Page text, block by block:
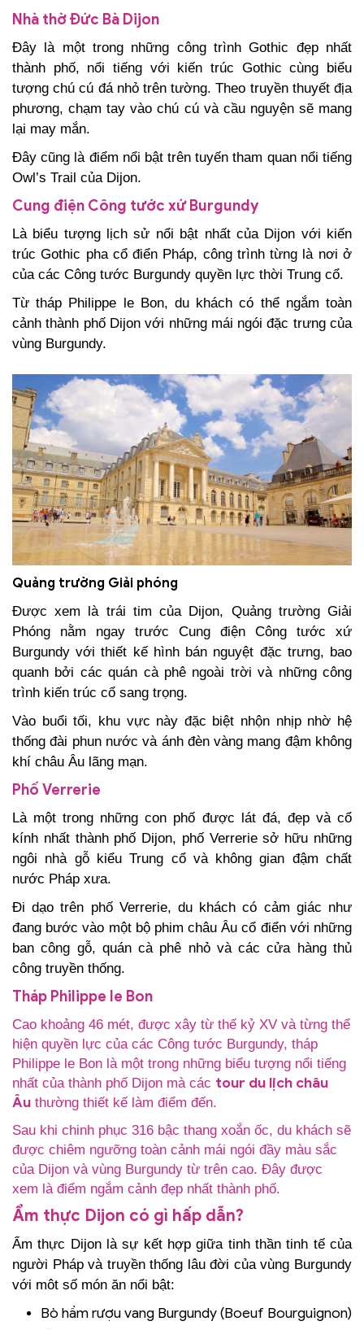
Nhà thờ Đức Bà Dijon
Đây là một trong những công trình Gothic đẹp nhất
thành phố, nổi tiếng với kiến trúc Gothic cùng biểu
tượng chú cú đá nhỏ trên tường. Theo truyền thuyết địa
phương, chạm tay vào chú cú và cầu nguyện sẽ mang
lại may mắn.
Đây cũng là điểm nổi bật trên tuyến tham quan nổi tiếng
Owl’s Trail của Dijon.
Cung điện Công tước xứ Burgundy
Là biểu tượng lịch sử nổi bật nhất của Dijon với kiến
trúc Gothic pha cổ điển Pháp, công trình từng là nơi ở
của các Công tước Burgundy quyền lực thời Trung cổ.
Từ tháp Philippe le Bon, du khách có thể ngắm toàn
cảnh thành phố Dijon với những mái ngói đặc trưng của
vùng Burgundy.
Quảng trường Giải phóng
Được xem là trái tim của Dijon, Quảng trường Giải
Phóng nằm ngay trước Cung điện Công tước xứ
Burgundy với thiết kế hình bán nguyệt đặc trưng, bao
quanh bởi các quán cà phê ngoài trời và những công
trình kiến trúc cổ sang trọng.
Vào buổi tối, khu vực này đặc biệt nhộn nhịp nhờ hệ
thống đài phun nước và ánh đèn vàng mang đậm không
khí châu Âu lãng mạn.
Phố Verrerie
Là một trong những con phố được lát đá, đẹp và cổ
kính nhất thành phố Dijon, phố Verrerie sở hữu những
ngôi nhà gỗ kiểu Trung cổ và không gian đậm chất
nước Pháp xưa.
Đi dạo trên phố Verrerie, du khách có cảm giác như
đang bước vào một bộ phim châu Âu cổ điển với những
ban công gỗ, quán cà phê nhỏ và các cửa hàng thủ
công truyền thống.
Tháp Philippe le Bon
Cao khoảng 46 mét, được xây từ thế kỷ XV và từng thể
hiện quyền lực của các Công tước Burgundy, tháp
Philippe le Bon là một trong những biểu tượng nổi tiếng
nhất của thành phố Dijon mà các tour du lịch châu
Âu thường thiết kế làm điểm đến.
Sau khi chinh phục 316 bậc thang xoắn ốc, du khách sẽ
được chiêm ngưỡng toàn cảnh mái ngói đầy màu sắc
của Dijon và vùng Burgundy từ trên cao. Đây được
xem là điểm ngắm cảnh đẹp nhất thành phố.
Ẩm thực Dijon có gì hấp dẫn?
Ẩm thực Dijon là sự kết hợp giữa tinh thần tinh tế của
người Pháp và truyền thống lâu đời của vùng Burgundy
với môt số món ăn nổi bật:
Bò hầm rượu vang Burgundy (Boeuf Bourguignon)